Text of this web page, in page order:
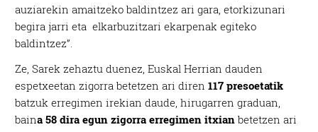
auziarekin amaitzeko baldintzez ari gara, etorkizunari
begira jarri eta elkarbuzitzari ekarpenak egiteko
baldintzez”.
Ze, Sarek zehaztu duenez, Euskal Herrian dauden
espetxeetan zigorra betetzen ari diren117 presoetatik
batzuk erregimen irekian daude, hirugarren graduan,
baina 58 dira egun zigorra erregimen itxian betetzen ari